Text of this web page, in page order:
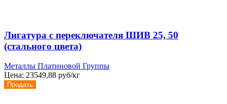
Лигатура с переключателя ШИВ 25, 50
(стального цвета)
Металлы Платиновой Группы
Цена: 23549,88 руб/кг
Продать